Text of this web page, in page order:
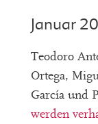
Januar
Teodoro
Ortega,
García und
werden